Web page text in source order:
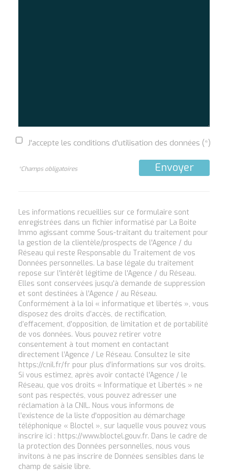
J'accepte les conditions d'utilisation des données (*)
Envoyer
*Champs obligatoires
Les informations recueillies sur ce formulaire sont
enregistrées dans un fichier informatisé par La Boite
Immo agissant comme Sous-traitant du traitement pour
la gestion de la clientèle/prospects de l'Agence / du
Réseau qui reste Responsable du Traitement de vos
Données personnelles. La base légale du traitement
repose sur l'intérêt légitime de l'Agence / du Réseau.
Elles sont conservées jusqu'à demande de suppression
et sont destinées à l'Agence / au Réseau.
Conformément à la loi « informatique et libertés », vous
disposez des droits d’accès, de rectification,
d’effacement, d’opposition, de limitation et de portabilité
de vos données. Vous pouvez retirer votre
consentement à tout moment en contactant
directement l’Agence / Le Réseau. Consultez le site
https://cnil.fr/fr pour plus d’informations sur vos droits.
Si vous estimez, après avoir contacté l'Agence / le
Réseau, que vos droits « Informatique et Libertés » ne
sont pas respectés, vous pouvez adresser une
réclamation à la CNIL. Nous vous informons de
l’existence de la liste d'opposition au démarchage
téléphonique « Bloctel », sur laquelle vous pouvez vous
inscrire ici : https://www.bloctel.gouv.fr. Dans le cadre de
la protection des Données personnelles, nous vous
invitons à ne pas inscrire de Données sensibles dans le
champ de saisie libre.